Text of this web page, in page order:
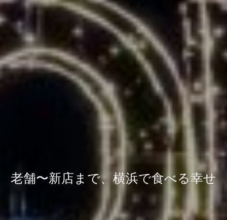
老舗〜新店まで、横浜で食べる幸せ